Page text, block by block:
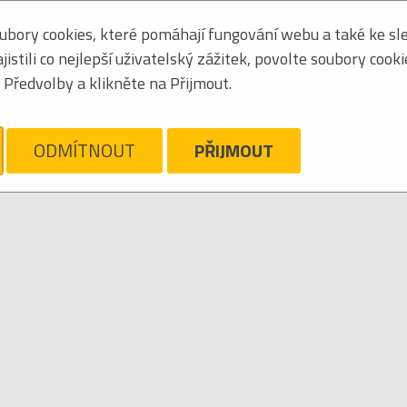
Seřadit podle: jména
výpis
SERIÁL
cookies, které pomáhají fungování webu a také ke
co nejlepší uživatelský zážitek, povolte soubory
a klikněte na Přijmout.
ODMÍTNOUT PŘIJMOUT